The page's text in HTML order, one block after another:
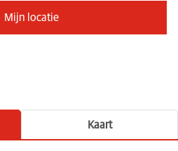
Mijn locatie
Kaart